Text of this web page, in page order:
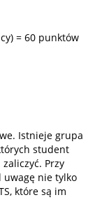
= 60 punktów
Istnieje grupa
student
Przy
uwagę nie tylko
które są im